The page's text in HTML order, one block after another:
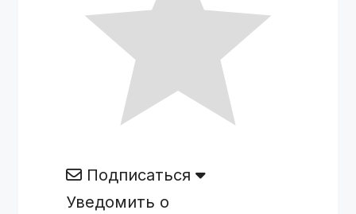
Подписаться
Уведомить о